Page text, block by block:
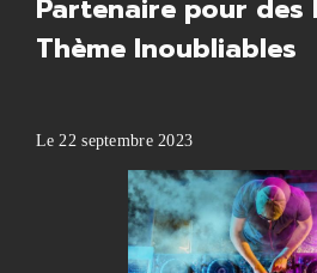
Partenaire pour des
Thème Inoubliables
Le22 septembre 2023